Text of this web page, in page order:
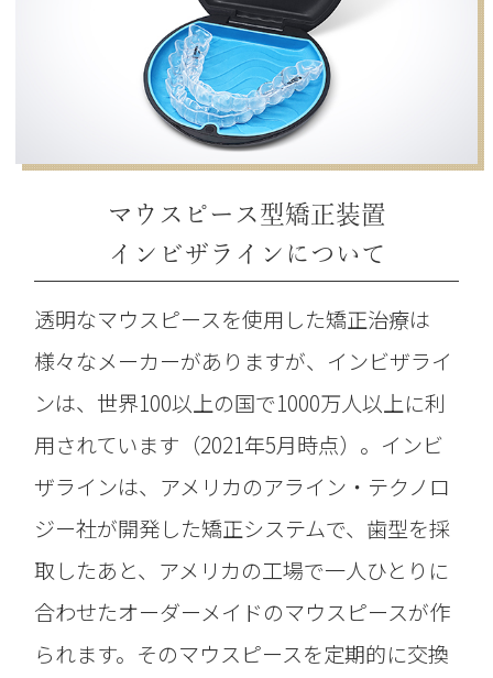
マウスピース型矯正装置
インビザラインについて
透明なマウスピースを使用した矯正治療は
様々なメーカーがありますが、インビザライ
ンは、世界100以上の国で1000万人以上に利
用されています（2021年5月時点）。インビ
ザラインは、アメリカのアライン・テクノロ
ジー社が開発した矯正システムで、歯型を採
取したあと、アメリカの工場で一人ひとりに
合わせたオーダーメイドのマウスピースが作
られます。そのマウスピースを定期的に交換